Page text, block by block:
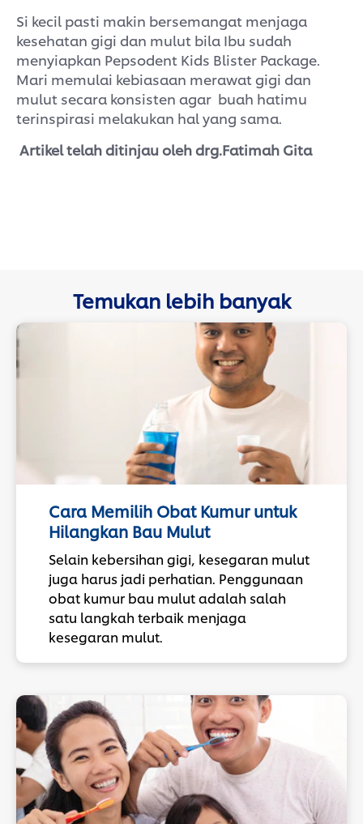
Si kecil pasti makin bersemangat menjaga
kesehatan gigi dan mulut bila Ibu sudah
menyiapkan Pepsodent Kids Blister Package.
Mari memulai kebiasaan merawat gigi dan
mulut secara konsisten agar buah hatimu
terinspirasi melakukan hal yang sama.
Artikel telah ditinjau oleh drg.Fatimah Gita
Temukan lebih banyak
Cara Memilih Obat Kumur untuk
Hilangkan Bau Mulut
Selain kebersihan gigi, kesegaran mulut
juga harus jadi perhatian. Penggunaan
obat kumur bau mulut adalah salah
satu langkah terbaik menjaga
kesegaran mulut.